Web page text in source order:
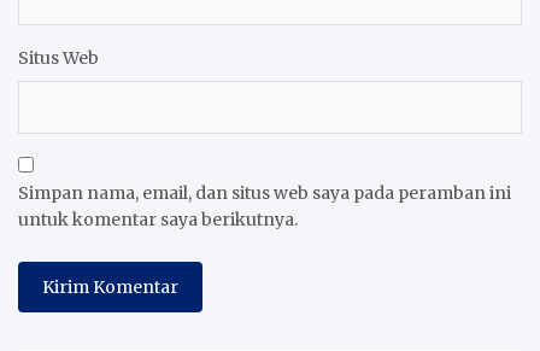
Situs Web
Simpan nama, email, dan situs web saya pada peramban ini
untuk komentar saya berikutnya.